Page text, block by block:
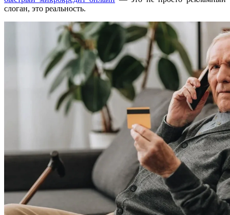
слоган, это реальность.